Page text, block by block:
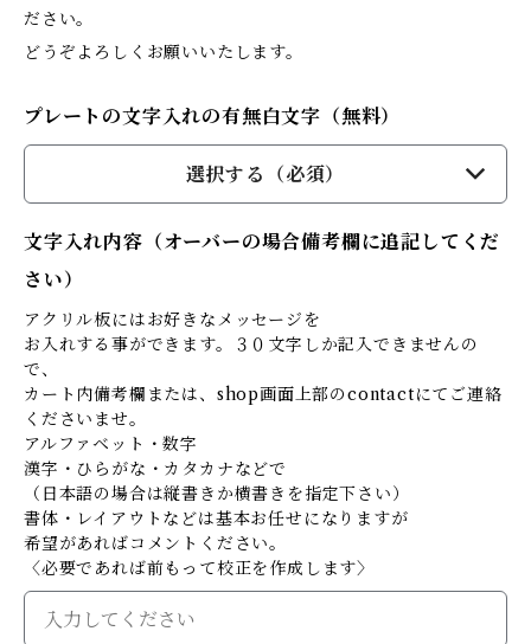
ださい。
どうぞよろしくお願いいたします。
プレートの文字入れの有無白文字（無料）
選択する（必須）
文字入れ内容（オーバーの場合備考欄に追記してくだ
さい）
アクリル板にはお好きなメッセージを
お入れする事ができます。３０文字しか記入できませんの
で、
カート内備考欄または、shop画面上部のcontactにてご連絡
くださいませ。
アルファベット・数字
漢字・ひらがな・カタカナなどで
（日本語の場合は縦書きか横書きを指定下さい）
書体・レイアウトなどは基本お任せになりますが
希望があればコメントください。
〈必要であれば前もって校正を作成します〉